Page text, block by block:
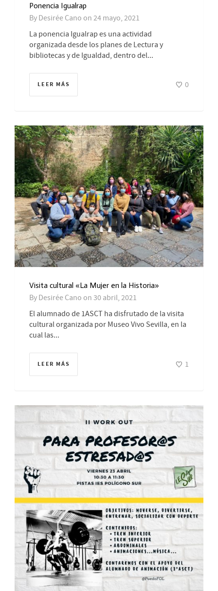
Ponencia Igualrap
By Desirée Cano on 24 mayo, 2021
La ponencia Igualrap es una actividad
organizada desde los planes de Lectura y
bibliotecas y de Igualdad, dentro del...
LEER MÁS 0
Visita cultural «La Mujer en la Historia»
By Desirée Cano on 30 abril, 2021
El alumnado de 1ASCT ha disfrutado de la visita
cultural organizada por Museo Vivo Sevilla, en la
cual las...
LEER MÁS 1